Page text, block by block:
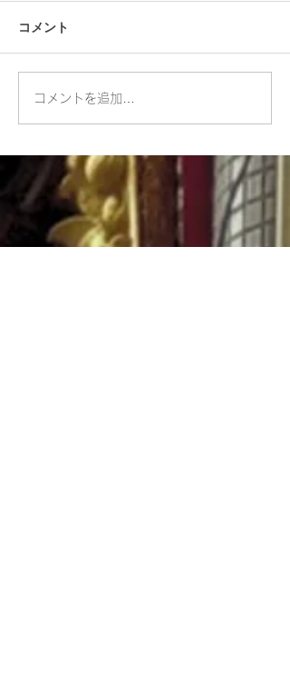
舞踊に秀でた側室が修復
したお寺：ワット ボロム
コメント
コメントを追加…